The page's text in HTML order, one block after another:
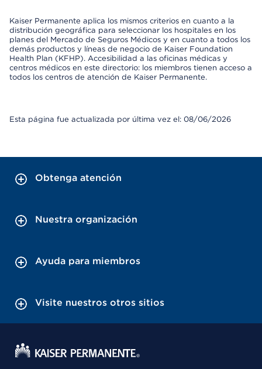
Kaiser Permanente aplica los mismos criterios en cuanto a la
distribución geográfica para seleccionar los hospitales en los
planes del Mercado de Seguros Médicos y en cuanto a todos los
demás productos y líneas de negocio de Kaiser Foundation
Health Plan (KFHP). Accesibilidad a las oficinas médicas y
centros médicos en este directorio: los miembros tienen acceso a
todos los centros de atención de Kaiser Permanente.
Esta página fue actualizada por última vez el: 08/06/2026
Obtenga atención
Nuestra organización
Ayuda para miembros
Visite nuestros otros sitios